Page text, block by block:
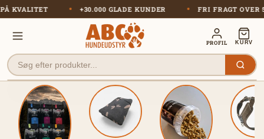
Gå til
indhold
PÅ KVALITET +30.000 GLADE KUNDER FRI FRAGT
PROFIL KURV